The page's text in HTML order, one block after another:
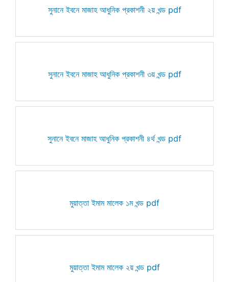
সুনানে ইবনে মাজাহ আধুনিক প্রকাশনী ২য় খন্ড pdf
সুনানে ইবনে মাজাহ আধুনিক প্রকাশনী ৩য় খন্ড pdf
সুনানে ইবনে মাজাহ আধুনিক প্রকাশনী ৪র্থ খন্ড pdf
মুয়াত্তা ইমাম মালেক ১ম খন্ড pdf
মুয়াত্তা ইমাম মালেক ২য় খন্ড pdf